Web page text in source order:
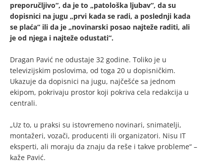
preporučljivo“, da je to „patološka ljubav“, da su
dopisnici na jugu „prvi kada se radi, a poslednji kada
se plaća“ ili da je „novinarski posao najteže raditi, ali
je od njega i najteže odustati“.
Dragan Pavić ne odustaje 32 godine. Toliko je u
televizijskim poslovima, od toga 20 u dopisničkim.
Ukazuje da dopisnici na jugu, najčešće sa jednom
ekipom, pokrivaju prostor koji pokriva cela redakcija u
centrali.
„Uz to, u praksi su istovremeno novinari, snimatelji,
montažeri, vozači, producenti ili organizatori. Nisu IT
eksperti, ali moraju da znaju da reše i takve probleme“ –
kaže Pavić.